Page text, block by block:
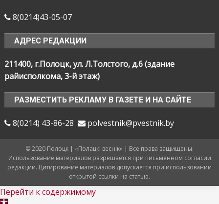
8(0214)43-05-07
АДРЕС РЕДАКЦИИ
211400, г.Полоцк, ул. Л.Толстого, д.6 (здание
райисполкома, 3-й этаж)
РАЗМЕСТИТЬ РЕКЛАМУ В ГАЗЕТЕ И НА САЙТЕ
8(0214) 43-86-28 polvestnik@pvestnik.by
© 2020 Полоцк | «Полацкі веснік» | Все права защищены.
Использование материалов разрешается при письменном согласии
редакции. Цитирование материалов допускается при использовании
открытой ссылки на статью.
Перейти к содержимому